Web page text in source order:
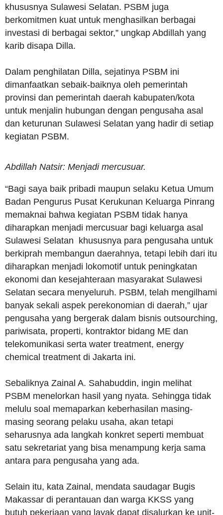
khususnya Sulawesi Selatan. PSBM juga
berkomitmen kuat untuk menghasilkan berbagai
investasi di berbagai sektor,” ungkap Abdillah yang
karib disapa Dilla.
Dalam penghilatan Dilla, sejatinya PSBM ini
dimanfaatkan sebaik-baiknya oleh pemerintah
provinsi dan pemerintah daerah kabupaten/kota
untuk menjalin hubungan dengan pengusaha asal
dan keturunan Sulawesi Selatan yang hadir di setiap
kegiatan PSBM.
Abdillah Natsir: Menjadi mercusuar.
“Bagi saya baik pribadi maupun selaku Ketua Umum
Badan Pengurus Pusat Kerukunan Keluarga Pinrang
memaknai bahwa kegiatan PSBM tidak hanya
diharapkan menjadi mercusuar bagi keluarga asal
Sulawesi Selatan khususnya para pengusaha untuk
berkiprah membangun daerahnya, tetapi lebih dari itu
diharapkan menjadi lokomotif untuk peningkatan
ekonomi dan kesejahteraan masyarakat Sulawesi
Selatan secara menyeluruh. PSBM, telah mengilhami
banyak sekali aspek perekonomian di daerah,” ujar
pengusaha yang bergerak dalam bisnis outsourching,
pariwisata, properti, kontraktor bidang ME dan
telekomunikasi serta water treatment, energy
chemical treatment di Jakarta ini.
Sebaliknya Zainal A. Sahabuddin, ingin melihat
PSBM menelorkan hasil yang nyata. Sehingga tidak
melulu soal memaparkan keberhasilan masing-
masing seorang pelaku usaha, akan tetapi
seharusnya ada langkah konkret seperti membuat
satu sekretariat yang bisa menampung kerja sama
antara para pengusaha yang ada.
Selain itu, kata Zainal, mendata saudagar Bugis
Makassar di perantauan dan warga KKSS yang
butuh pekerjaan yang layak dapat disalurkan ke unit-